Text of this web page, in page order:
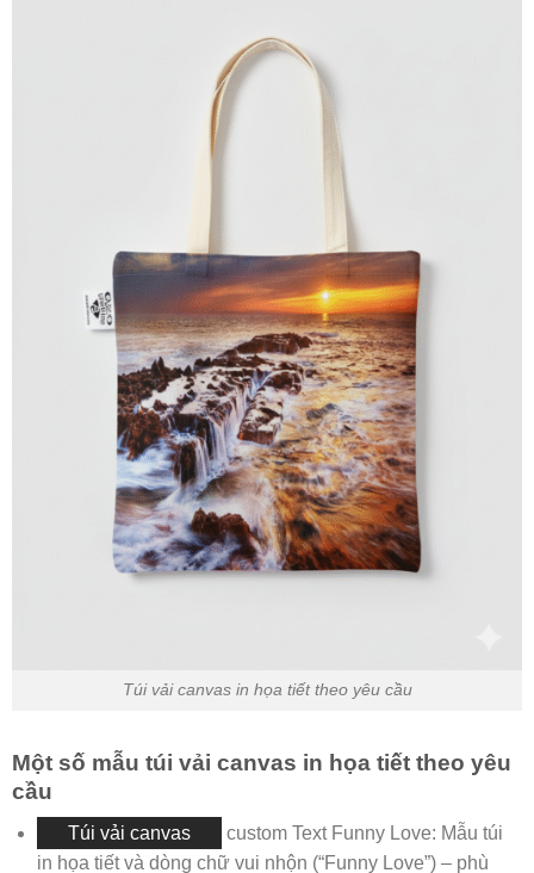
Túi vải canvas in họa tiết theo yêu cầu
Một số mẫu túi vải canvas in họa tiết theo yêu
cầu
Túi vải canvas
custom Text Funny Love: Mẫu túi
in họa tiết và dòng chữ vui nhộn (“Funny Love”) – phù